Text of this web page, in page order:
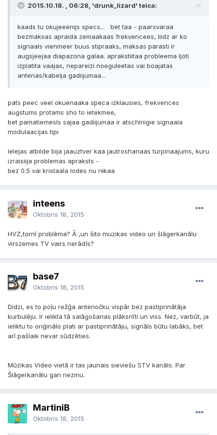
2015.10.18. , 06:28, 'drunk_lizard' teica:
kaads tu okujeeenijs specs... bet taa - paarsvaraa
bezmaksas apraida zemaakaas frekvencees, liidz ar ko
signaals vienmeer buus stipraaks, maksas parasti ir
augsjeejaa diapazona galaa. aprakstiitaa probleema ljoti
izplatita vaajas, nepareizi noeguleetas vai boajatas
antenas/kabelja gadiijumaa...
pats peec veel okuenaaka speca izklausies, frekvences
augstums protams sho to ietekmee,
bet pamatiemesls sajaa gadiijumaa ir atschiriigie signaala
modulaacijas tipi
Ielejas atbilde bija jaauztver kaa jautroshanaas turpinaajums, kuru
izraisiija problemas apraksts -
bez 0.5 vai kristaala lodes nu nikaa
inteens
Oktobris 18, 2015
HVZ,tornī problēma? Ā ,un šito muzikas video un šlāgerkanālu
virszemes TV vairs nerādīs?
base7
Oktobris 18, 2015
Didzi, es to poļu režģa antenočku vispār bez pastiprinātāja
kurbulēju. Ir ielikta tā salāgošanas plāksnīti un viss. Nez, varbūt, ja
ieliktu to oriģinālo plati ar pastiprinātāju, signāls būtu labāks, bet
arī pašlaik nevar sūdzēties.
Mūzikas Video vietā ir tas jaunais sieviešu STV kanāls. Par
Šlāgerkanālu gan nezinu.
MartiniB
Oktobris 18, 2015